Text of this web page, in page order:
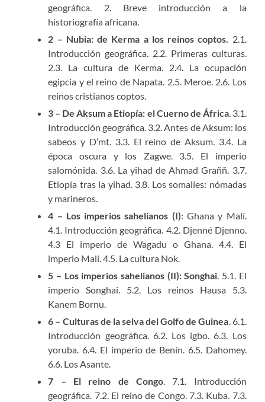
geográfica. 2. Breve introducción a la
historiografía africana.
2 – Nubia: de Kerma a los reinos coptos. 2.1.
Introducción geográfica. 2.2. Primeras culturas.
2.3. La cultura de Kerma. 2.4. La ocupación
egipcia y el reino de Napata. 2.5. Meroe. 2.6. Los
reinos cristianos coptos.
3 – De Aksum a Etiopía: el Cuerno de África. 3.1.
Introducción geográfica. 3.2. Antes de Aksum: los
sabeos y D’mt. 3.3. El reino de Aksum. 3.4. La
época oscura y los Zagwe. 3.5. El imperio
salomónida. 3.6. La yihad de Ahmad Graññ. 3.7.
Etiopía tras la yihad. 3.8. Los somalíes: nómadas
y marineros.
4 – Los imperios sahelianos (I): Ghana y Malí.
4.1. Introducción geográfica. 4.2. Djenné Djenno.
4.3 El imperio de Wagadu o Ghana. 4.4. El
imperio Malí. 4.5. La cultura Nok.
5 – Los imperios sahelianos (II): Songhai. 5.1. El
imperio Songhai. 5.2. Los reinos Hausa 5.3.
Kanem Bornu.
6 – Culturas de la selva del Golfo de Guinea. 6.1.
Introducción geográfica. 6.2. Los igbo. 6.3. Los
yoruba. 6.4. El imperio de Benín. 6.5. Dahomey.
6.6. Los Asante.
7 – El reino de Congo. 7.1. Introducción
geográfica. 7.2. El reino de Congo. 7.3. Kuba. 7.3.